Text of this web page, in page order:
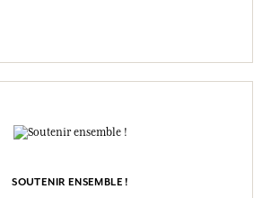
SOUTENIR ENSEMBLE !